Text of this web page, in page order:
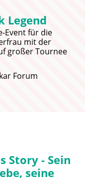
Legend
Event für die
mit der
großer Tournee
Forum
Story - Sein
seine